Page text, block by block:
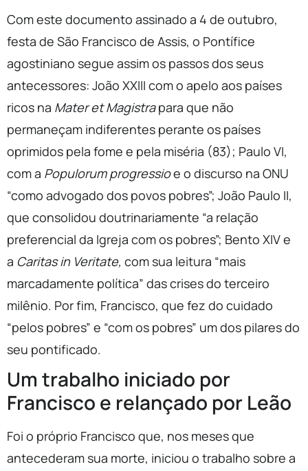
Com este documento assinado a 4 de outubro,
festa de São Francisco de Assis, o Pontífice
agostiniano segue assim os passos dos seus
antecessores: João XXIII com o apelo aos países
ricos na Mater et Magistrapara que não
permaneçam indiferentes perante os países
oprimidos pela fome e pela miséria (83); Paulo VI,
com a Populorum progressioe o discurso na ONU
“como advogado dos povos pobres”; João Paulo II,
que consolidou doutrinariamente “a relação
preferencial da Igreja com os pobres”; Bento XIV e
a Caritas in Veritate, com sua leitura “mais
marcadamente política” das crises do terceiro
milênio. Por fim, Francisco, que fez do cuidado
“pelos pobres” e “com os pobres” um dos pilares do
seu pontificado.
Um trabalho iniciado por
Francisco e relançado por Leão
Foi o próprio Francisco que, nos meses que
antecederam sua morte, iniciou o trabalho sobre a